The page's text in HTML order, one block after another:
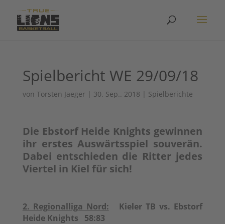
Spielbericht WE 29/09/18
von Torsten Jaeger | 30. Sep.. 2018 | Spielberichte
Die Ebstorf Heide Knights gewinnen
ihr erstes Auswärtsspiel souverän.
Dabei entschieden die Ritter jedes
Viertel in Kiel für sich!
2. Regionalliga Nord: Kieler TB vs. Ebstorf
Heide Knights 58:83